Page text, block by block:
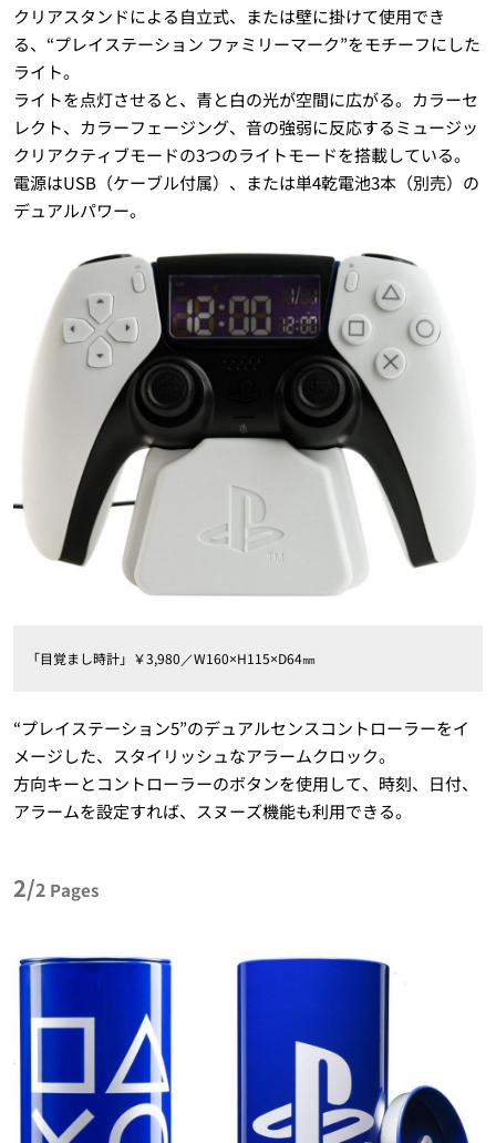
クリアスタンドによる自立式、または壁に掛けて使用でき
る、“プレイステーション ファミリーマーク”をモチーフにした
ライト。
ライトを点灯させると、青と白の光が空間に広がる。カラーセ
レクト、カラーフェージング、音の強弱に反応するミュージッ
クリアクティブモードの3つのライトモードを搭載している。
電源はUSB（ケーブル付属）、または単4乾電池3本（別売）の
デュアルパワー。
「目覚まし時計」￥3,980／W160×H115×D64㎜
“プレイステーション5”のデュアルセンスコントローラーをイ
メージした、スタイリッシュなアラームクロック。
方向キーとコントローラーのボタンを使用して、時刻、日付、
アラームを設定すれば、スヌーズ機能も利用できる。
2/2 Pages